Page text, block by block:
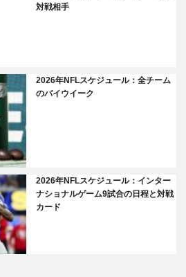
対戦相手
2026年NFLスケジュール：全チーム
のバイウイーク
2026年NFLスケジュール：インター
ナショナルゲーム9試合の日程と対戦
カード